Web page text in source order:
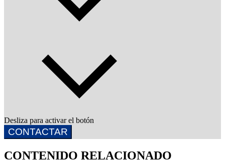
Desliza para activar el botón
CONTACTAR
CONTENIDO RELACIONADO